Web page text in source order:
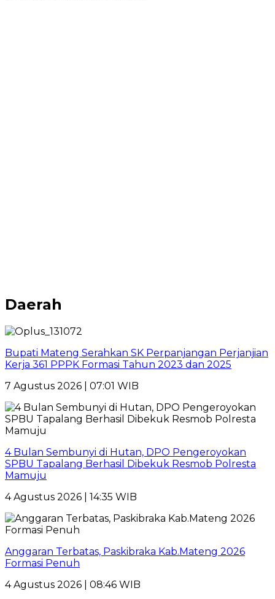
Daerah
Bupati Mateng Serahkan SK Perpanjangan Perjanjian
Kerja 361 PPPK Formasi Tahun 2023 dan 2025
7 Agustus 2026 | 07:01 WIB
4 Bulan Sembunyi di Hutan, DPO Pengeroyokan
SPBU Tapalang Berhasil Dibekuk Resmob Polresta
Mamuju
4 Agustus 2026 | 14:35 WIB
Anggaran Terbatas, Paskibraka Kab.Mateng 2026
Formasi Penuh
4 Agustus 2026 | 08:46 WIB